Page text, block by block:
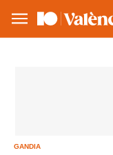
GANDIA